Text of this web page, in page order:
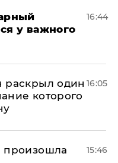
у важного
16:44
раскрыл один
которого
16:05
произошла
15:46